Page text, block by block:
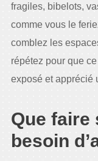
fragiles, bibelots,
comme vous le
comblez les
répétez pour que
exposé et apprécié
Que faire
besoin